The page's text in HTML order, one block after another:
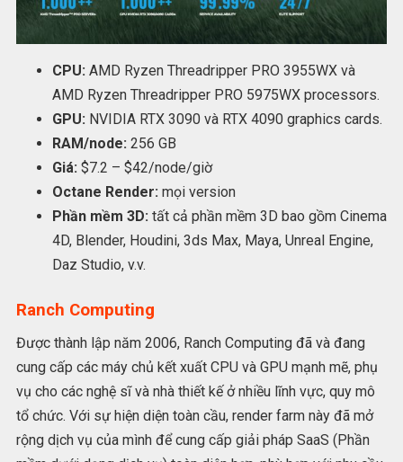
CPU: AMD Ryzen Threadripper PRO 3955WX và
AMD Ryzen Threadripper PRO 5975WX processors.
GPU: NVIDIA RTX 3090 và RTX 4090 graphics cards.
RAM/node: 256 GB
Giá: $7.2 – $42/node/giờ
Octane Render: mọi version
Phần mềm 3D: tất cả phần mềm 3D bao gồm Cinema
4D, Blender, Houdini, 3ds Max, Maya, Unreal Engine,
Daz Studio, v.v.
Ranch Computing
Được thành lập năm 2006, Ranch Computing đã và đang
cung cấp các máy chủ kết xuất CPU và GPU mạnh mẽ, phụ
vụ cho các nghệ sĩ và nhà thiết kế ở nhiều lĩnh vực, quy mô
tổ chức. Với sự hiện diện toàn cầu, render farm này đã mở
rộng dịch vụ của mình để cung cấp giải pháp SaaS (Phần